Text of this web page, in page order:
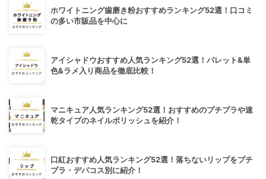
ホワイトニング歯磨き粉おすすめランキング52選！口コミ
の多い市販品を中心に
アイシャドウおすすめ人気ランキング52選！パレット&単
色&ラメ入り商品を徹底比較！
マニキュア人気ランキング52選！おすすめのプチプラや速
乾タイプのネイルポリッシュを紹介！
口紅おすすめ人気ランキング52選！落ちないリップをプチ
プラ・デパコス別に紹介！